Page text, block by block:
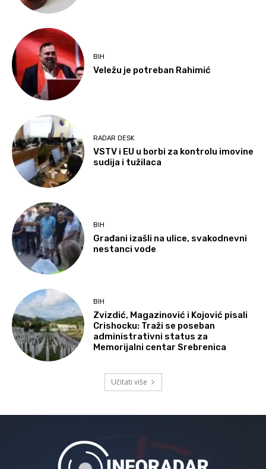
BIH
Veležu je potreban Rahimić
RADAR DESK
VSTV i EU u borbi za kontrolu imovine
sudija i tužilaca
BIH
Građani izašli na ulice, svakodnevni
nestanci vode
BIH
Zvizdić, Magazinović i Kojović pisali
Crishocku: Traži se poseban
administrativni status za
Memorijalni centar Srebrenica
Učitati više